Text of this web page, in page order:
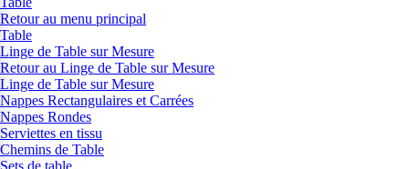
Retour au menu principal
Table
Linge de Table sur Mesure
Retour au Linge de Table sur Mesure
Linge de Table sur Mesure
Nappes Rectangulaires et Carrées
Nappes Rondes
Serviettes en tissu
Chemins de Table